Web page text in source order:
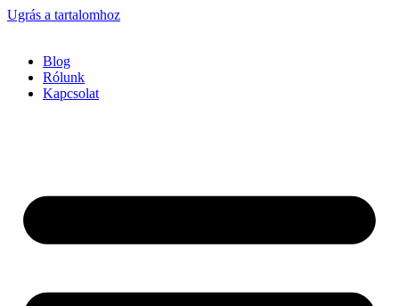
Ugrás a tartalomhoz
Blog
Rólunk
Kapcsolat